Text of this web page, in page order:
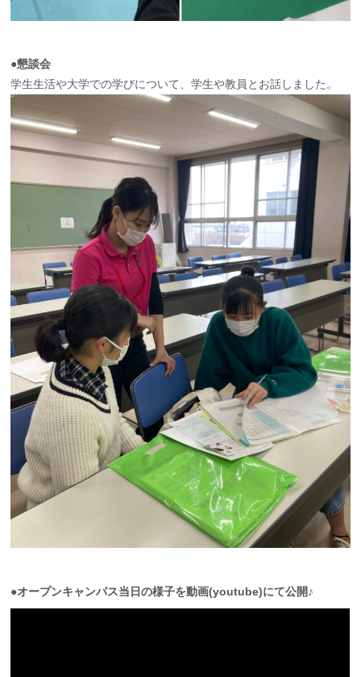
●懇談会
学生生活や大学での学びについて、学生や教員とお話しました。
●オープンキャンパス当日の様子を動画(youtube)にて公開♪